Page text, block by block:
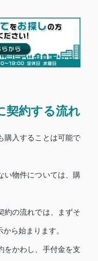
契約する流れ
購入することは可能で
い物件については、購
約の流れでは、まずそ
ら始まります。
をかわし、手付金を支